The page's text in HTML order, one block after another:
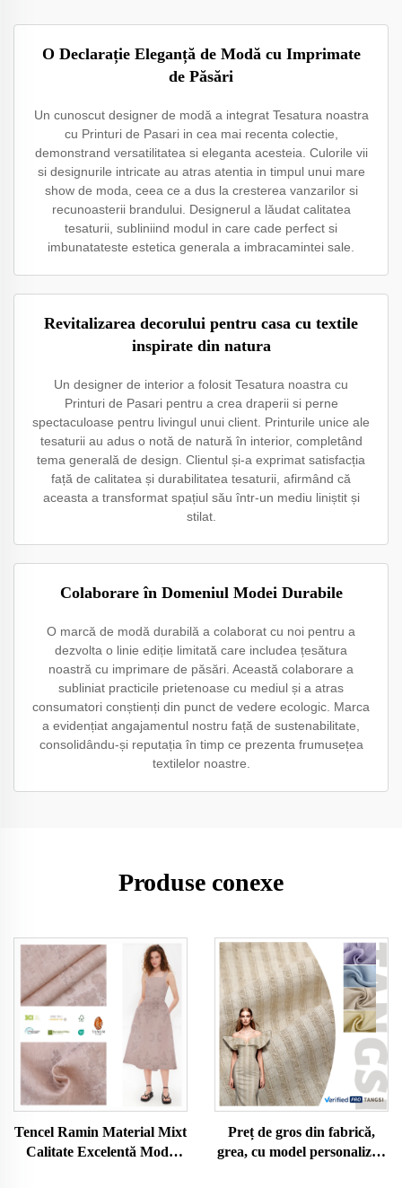
O Declarație Eleganță de Modă cu Imprimate
de Păsări
Un cunoscut designer de modă a integrat Tesatura noastra
cu Printuri de Pasari in cea mai recenta colectie,
demonstrand versatilitatea si eleganta acesteia. Culorile vii
si designurile intricate au atras atentia in timpul unui mare
show de moda, ceea ce a dus la cresterea vanzarilor si
recunoasterii brandului. Designerul a lăudat calitatea
tesaturii, subliniind modul in care cade perfect si
imbunatateste estetica generala a imbracamintei sale.
Revitalizarea decorului pentru casa cu textile
inspirate din natura
Un designer de interior a folosit Tesatura noastra cu
Printuri de Pasari pentru a crea draperii si perne
spectaculoase pentru livingul unui client. Printurile unice ale
tesaturii au adus o notă de natură în interior, completând
tema generală de design. Clientul și-a exprimat satisfacția
față de calitatea și durabilitatea tesaturii, afirmând că
aceasta a transformat spațiul său într-un mediu liniștit și
stilat.
Colaborare în Domeniul Modei Durabile
O marcă de modă durabilă a colaborat cu noi pentru a
dezvolta o linie ediție limitată care includea țesătura
noastră cu imprimare de păsări. Această colaborare a
subliniat practicile prietenoase cu mediul și a atras
consumatori conștienți din punct de vedere ecologic. Marca
a evidențiat angajamentul nostru față de sustenabilitate,
consolidându-și reputația în timp ce prezenta frumusețea
textilelor noastre.
Produse conexe
Tencel Ramin Material Mixt
Calitate Excelentă Modă
Preț de gros din fabrică,
grea, cu model personalizat,